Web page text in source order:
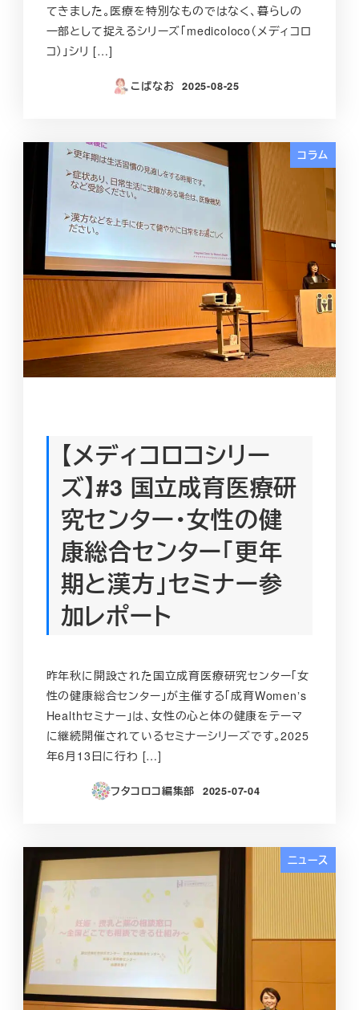
てきました。医療を特別なものではなく、暮らしの
一部として捉えるシリーズ「medicoloco（メディコロ
コ）」シリ […]
こばなお
投稿日
2025-08-25
コラム
【メディコロコシリー
ズ】#3 国立成育医療研
究センター・女性の健
康総合センター「更年
期と漢方」セミナー参
加レポート
昨年秋に開設された国立成育医療研究センター「女
性の健康総合センター」が主催する「成育Womenʼs
Healthセミナー」は、女性の心と体の健康をテーマ
に継続開催されているセミナーシリーズです。2025
年6月13日に行わ […]
フタコロコ編集部
投稿日
2025-07-04
ニュース